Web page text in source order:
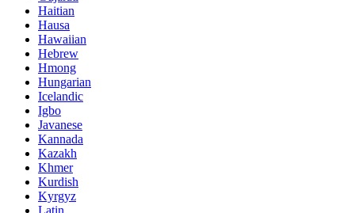
Haitian
Hausa
Hawaiian
Hebrew
Hmong
Hungarian
Icelandic
Igbo
Javanese
Kannada
Kazakh
Khmer
Kurdish
Kyrgyz
Latin